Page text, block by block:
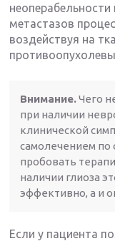
метастазов
воздействуя на
Внимание.Чего
при наличии
клинической
самолечением по
пробовать
наличии глиоза
эффективно, а и
Если у пациента